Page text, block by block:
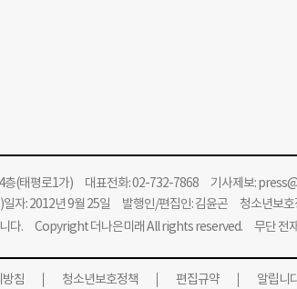
층(태평로1가) 대표전화: 02-732-7868 기사제보:
자: 2012년 9월 25일 발행인/편집인: 김윤곤 청소년보호
다. Copyright 더나은미래 All rights reserved. 무단 전재
침 청소년보호정책 편집규약 알립니